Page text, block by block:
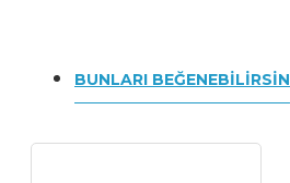
BUNLARI BEĞENEBILIRSIN